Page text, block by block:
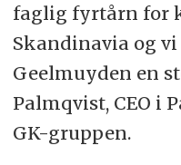
faglig fyrtårn for
Skandinavia og
Geelmuyden en
Palmqvist, CEO i
GK-gruppen.